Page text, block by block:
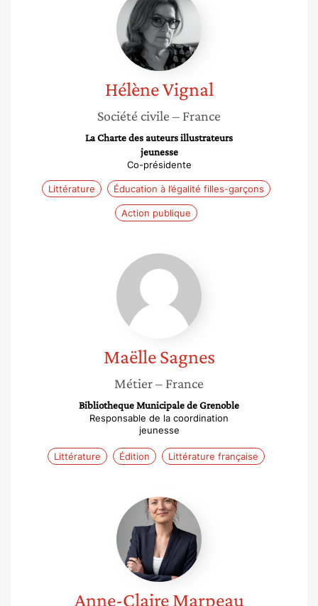
Vignal
HélèneVignal
Société civile – France
La Charte des auteurs illustrateurs
jeunesse
Co-présidente
Littérature Éducation à l’égalité filles-garçons
Action publique
Maëlle
Sagnes
Maëlle Sagnes
Métier– France
Bibliotheque Municipale de Grenoble
Responsable de la coordination
jeunesse
Littérature Édition Littérature française
Anne-
Claire
Marpeau
Anne-Claire Marpeau